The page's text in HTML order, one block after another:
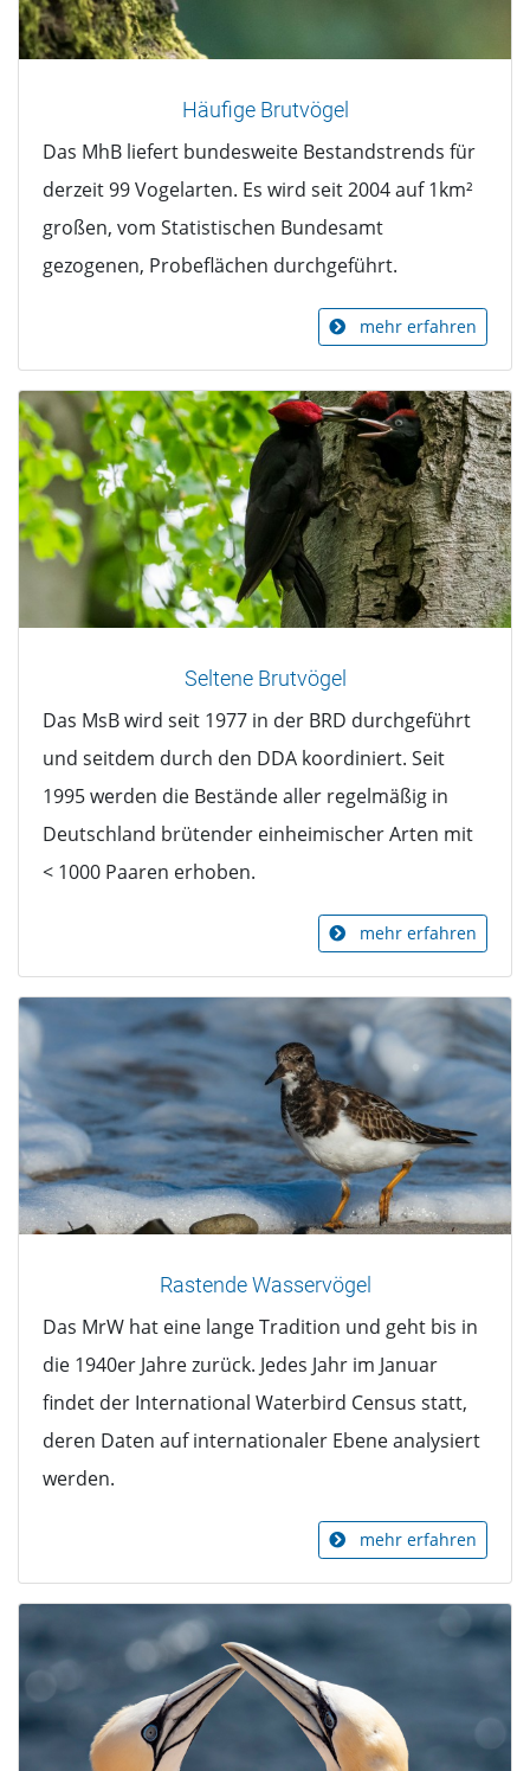
Häufige Brutvögel
Das MhB liefert bundesweite Bestandstrends für
derzeit 99 Vogelarten. Es wird seit 2004 auf 1km²
großen, vom Statistischen Bundesamt
gezogenen, Probeflächen durchgeführt.
mehr erfahren
Seltene Brutvögel
Das MsB wird seit 1977 in der BRD durchgeführt
und seitdem durch den DDA koordiniert. Seit
1995 werden die Bestände aller regelmäßig in
Deutschland brütender einheimischer Arten mit
< 1000 Paaren erhoben.
mehr erfahren
Rastende Wasservögel
Das MrW hat eine lange Tradition und geht bis in
die 1940er Jahre zurück. Jedes Jahr im Januar
findet der International Waterbird Census statt,
deren Daten auf internationaler Ebene analysiert
werden.
mehr erfahren